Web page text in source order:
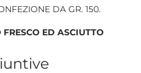
DA GR. 150.
ED ASCIUTTO